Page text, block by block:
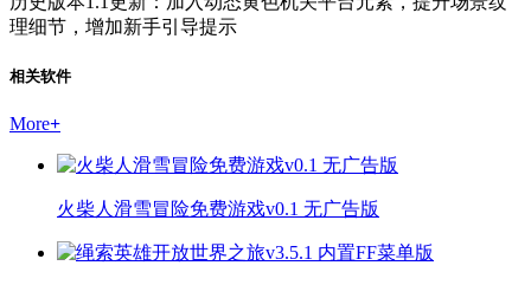
理细节，增加新手引导提示
相关软件
More+
火柴人滑雪冒险免费游戏v0.1 无广告版